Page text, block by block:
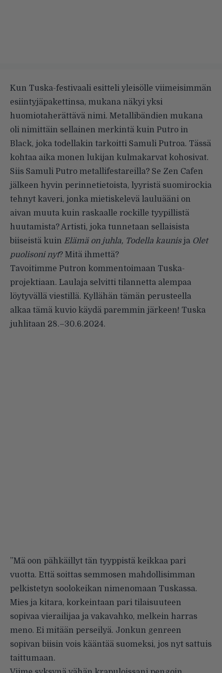
Kun Tuska-festivaali esitteli yleisölle viimeisimmän
esiintyjäpakettinsa, mukana näkyi yksi
huomiotaherättävä nimi. Metallibändien mukana
oli nimittäin sellainen merkintä kuin Putro in
Black, joka todellakin tarkoitti Samuli Putroa. Tässä
kohtaa aika monen lukijan kulmakarvat kohosivat.
Siis Samuli Putro metallifestareilla? Se Zen Cafen
jälkeen hyvin perinnetietoista, lyyristä suomirockia
tehnyt kaveri, jonka mietiskelevä lauluääni on
aivan muuta kuin raskaalle rockille tyypillistä
huutamista? Artisti, joka tunnetaan sellaisista
biiseistä kuin Elämä on juhla, Todella kaunisja Olet
puolisoni nyt? Mitä ihmettä?
Tavoitimme Putron kommentoimaan Tuska-
projektiaan. Laulaja selvitti tilannetta alempaa
löytyvällä viestillä. Kyllähän tämän perusteella
alkaa tämä kuvio käydä paremmin järkeen! Tuska
juhlitaan 28.–30.6.2024.
”Mä oon pähkäillyt tän tyyppistä keikkaa pari
vuotta. Että soittas semmosen mahdollisimman
pelkistetyn soolokeikan nimenomaan Tuskassa.
Mies ja kitara, korkeintaan pari tilaisuuteen
sopivaa vierailijaa ja vakavahko, melkein harras
meno. Ei mitään perseilyä. Jonkun genreen
sopivan biisin vois kääntää suomeksi, jos nyt sattuis
taittumaan.